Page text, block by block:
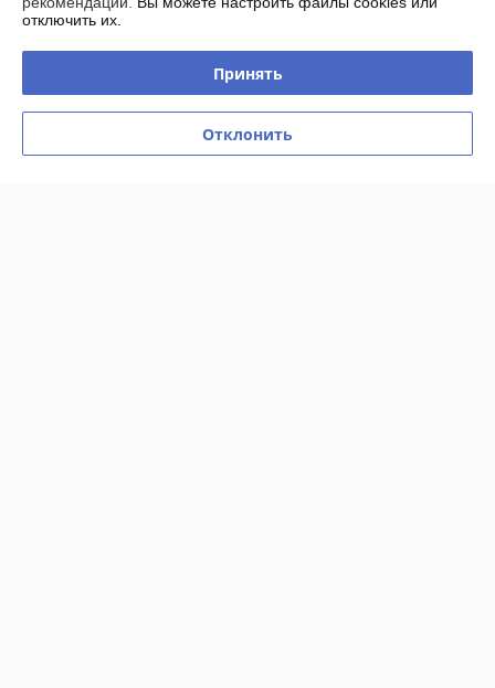
товар, увидел приятную скидку, заказал. Связались, отправили
аккуратно упакована), доволен. Продавца рекомендую!
17.04.2024
Екатерина
отключить их.
Принять
Отклонить